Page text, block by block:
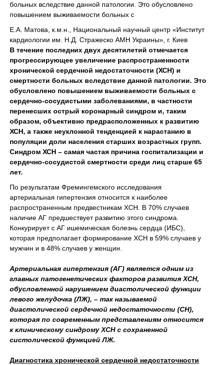
больных вследствие данной патологии. Это обусловлено
повышением выживаемости больных с
Е.А. Матова, к.м.н., Национальный научный центр «Институт
кардиологии им. Н.Д. Стражеско АМН Украины», г. Киев
В течение последних двух десятилетий отмечается
прогрессирующее увеличение распространенности
хронической сердечной недостаточности (ХСН) и
смертности больных вследствие данной патологии. Это
обусловлено повышением выживаемости больных с
сердечно-сосудистыми заболеваниями, в частности
перенесших острый коронарный синдром и, таким
образом, объективно предрасположенных к развитию
ХСН, а также неуклонной тенденцией к нарастанию в
популяции доли населения старших возрастных групп.
Синдром ХСН – самая частая причина госпитализации и
сердечно-сосудистой смертности среди лиц старше 65
лет.
По результатам Фремингемского исследования
артериальная гипертензия относится к наиболее
распространенным предвестникам ХСН. В 70% случаев
наличие АГ предшествует развитию этого синдрома.
Конкурирует с АГ ишемическая болезнь сердца (ИБС),
которая предполагает формирование ХСН в 59% случаев у
мужчин и в 48% случаев у женщин.
Артериальная гипертензия (АГ) является одним из
главных патогенетических факторов развития ХСН,
обусловленной нарушением диастолической функции
левого желудочка (ЛЖ), – так называемой
диастолической сердечной недостаточности (СН),
которая по современным представлениям относится
к клиническому синдрому ХСН с сохраненной
систолической функцией ЛЖ.
Диагностика хронической сердечной недостаточности